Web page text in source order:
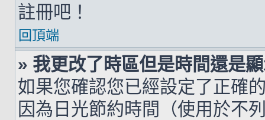
註冊吧！
回頂端
» 我更改了時區但是時間還是
如果您確認您已經設定了正確
因為日光節約時間（使用於不